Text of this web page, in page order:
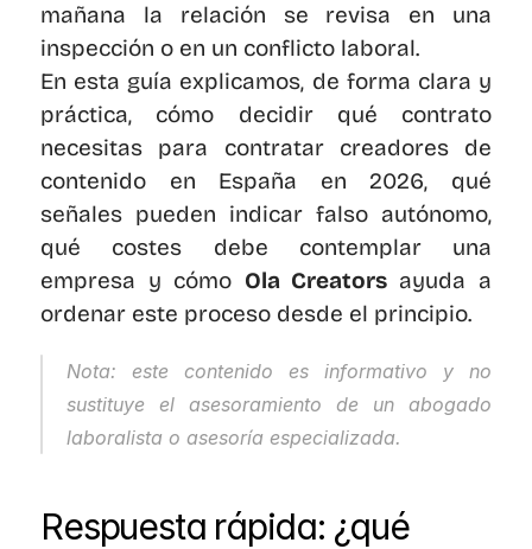
mañana la relación se revisa en una
inspección o en un conflicto laboral.
En esta guía explicamos, de forma clara y
práctica, cómo decidir qué contrato
necesitas para contratar creadores de
contenido en España en 2026, qué
señales pueden indicar falso autónomo,
qué costes debe contemplar una
empresa y cómo Ola Creators ayuda a
ordenar este proceso desde el principio.
Nota: este contenido es informativo y no
sustituye el asesoramiento de un abogado
laboralista o asesoría especializada.
Respuesta rápida: ¿qué